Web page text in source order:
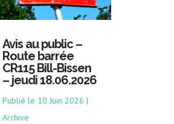
Avis au public –
Route barrée
CR115 Bill-Bissen
– jeudi 18.06.2026
10 Juin 2026 |
Archive